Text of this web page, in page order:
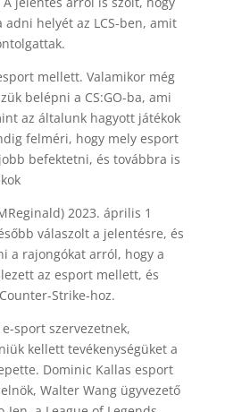
adni helyét az LCS-ben, amit
mellett. Valamikor még
belépni a CS:GO-ba, ami
az általunk hagyott játékok
felméri, hogy mely esport
befektetni, és továbbra is
2023. április 1
válaszolt a jelentésre, és
a rajongókat arról, hogy a
az esport mellett, és
Strike-hoz.
sport szervezetnek,
kellett tevékenységüket a
Dominic Kallas esport
Walter Wang ügyvezető